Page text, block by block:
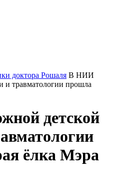
доктора Рошаля В НИИ
и травматологии прошла
детской
ёлка Мэра